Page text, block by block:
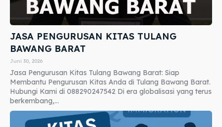
JASA PENGURUSAN KITAS TULANG
BAWANG BARAT
Juni 30, 2026
Jasa Pengurusan Kitas Tulang Bawang Barat: Siap
Membantu Pengurusan Kitas Anda di Tulang Bawang Barat.
Hubungi Kami di 088290247542 Di era globalisasi yang terus
berkembang,...